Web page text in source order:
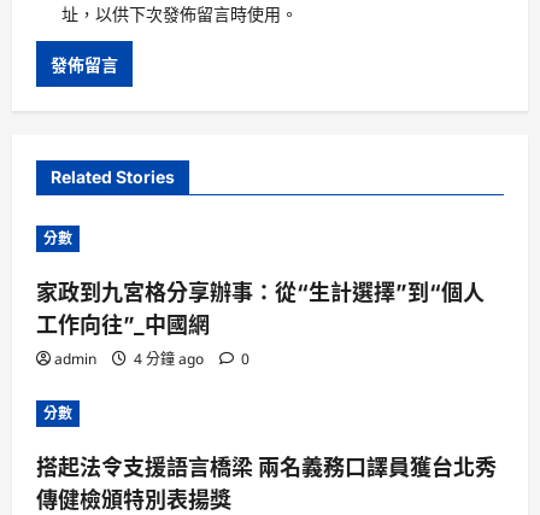
址，以供下次發佈留言時使用。
Related Stories
分數
家政到九宮格分享辦事：從“生計選擇”到“個人
工作向往”_中國網
admin 4 分鐘 ago 0
分數
搭起法令支援語言橋梁 兩名義務口譯員獲台北秀
傳健檢頒特別表揚獎